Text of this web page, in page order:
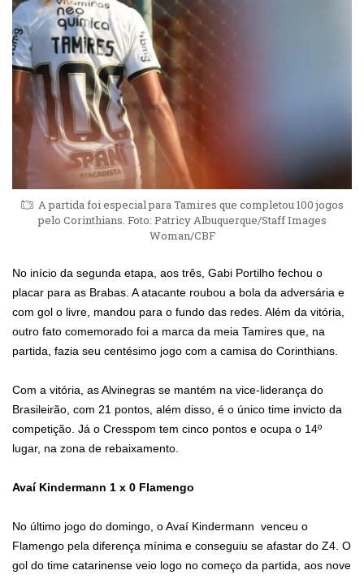
A partida foi especial para Tamires que completou 100 jogos
pelo Corinthians. Foto: Patricy Albuquerque/Staff Images
Woman/CBF
No início da segunda etapa, aos três, Gabi Portilho fechou o
placar para as Brabas. A atacante roubou a bola da adversária e
com gol o livre, mandou para o fundo das redes. Além da vitória,
outro fato comemorado foi a marca da meia Tamires que, na
partida, fazia seu centésimo jogo com a camisa do Corinthians.
Com a vitória, as Alvinegras se mantém na vice-liderança do
Brasileirão, com 21 pontos, além disso, é o único time invicto da
competição. Já o Cresspom tem cinco pontos e ocupa o 14º
lugar, na zona de rebaixamento.
Avaí Kindermann 1 x 0 Flamengo
No último jogo do domingo, o Avaí Kindermann venceu o
Flamengo pela diferença mínima e conseguiu se afastar do Z4. O
gol do time catarinense veio logo no começo da partida, aos nove